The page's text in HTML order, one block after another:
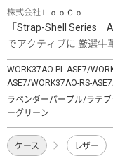
株式会社ＬｏｏＣｏ
「Strap-Shell Series」
でアクティブに 厳選牛
WORK37AO-PL-ASE7/
ASE7/WORK37AO-RS-
ラベンダーパープル/ラテ
ーグリーン
ケース レザー